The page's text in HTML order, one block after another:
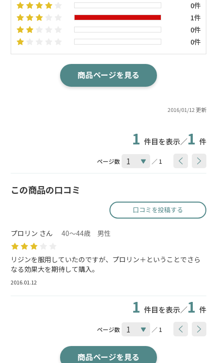
2016/01/12 更新
0件
1件
0件
0件
商品ページを見る
1 件目を表示／1 件
ページ数 ／ 1
この商品の口コミ
口コミを投稿する
プロリン さん 40～44歳 男性
リジンを服用していたのですが、プロリン＋ということでさら
なる効果大を期待して購入。
2016.01.12
1 件目を表示／1 件
ページ数 ／ 1
商品ページを見る